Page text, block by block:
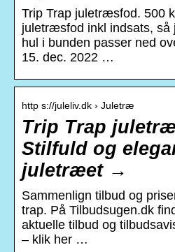
Trip Trap juletræsfod. 500
juletræsfod inkl indsats,
hul i bunden passer ned
15. dec. 2022 …
http s://juleliv.dk › Juletræ
Trip Trap
Stilfuld og
juletræet →
Sammenlign tilbud og
trap. På Tilbudsugen.dk
aktuelle tilbud og
– klik her …